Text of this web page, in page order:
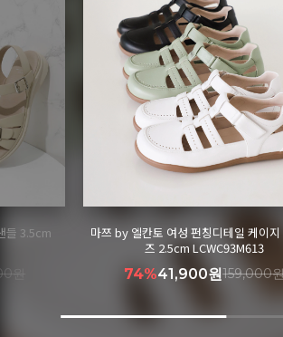
오픈 슈
원
마쯔 by 엘칸토 여성 별자수 어글리
3.5cm LCWS04M613
76%39,900원169,000